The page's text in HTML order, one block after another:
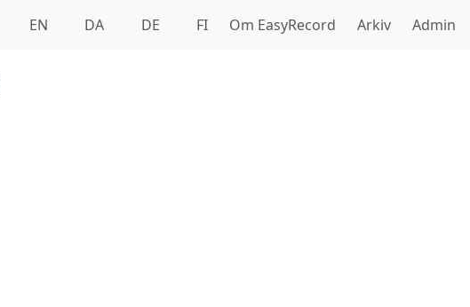
EN DA DE FI Om EasyRecord Arkiv Admin